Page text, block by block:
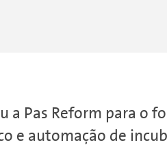
Pas Reform para o
e automação de